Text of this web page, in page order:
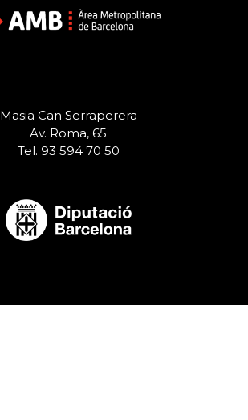
Masia Can Serraperera
Av. Roma, 65
Tel. 93 594 70 50